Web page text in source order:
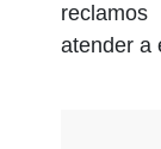
atender a